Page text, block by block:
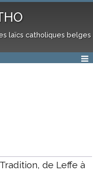
laïcs catholiques belges
de Leffe à